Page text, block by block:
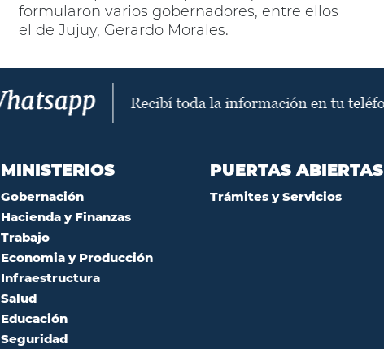
formularon varios gobernadores, entre ellos
el de Jujuy, Gerardo Morales.
MINISTERIOS
Gobernación
Hacienda y Finanzas
Trabajo
Economia y Producción
Infraestructura
Salud
Educación
Seguridad
PUERTAS ABIERTAS
Trámites y Servicios